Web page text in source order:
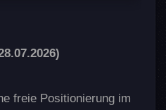
freie Positionierung im